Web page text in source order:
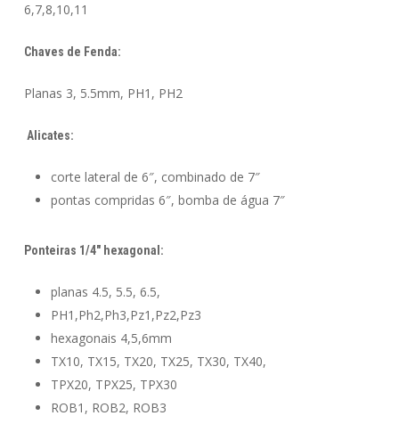
6,7,8,10,11
Chaves de Fenda:
Planas 3, 5.5mm, PH1, PH2
Alicates:
corte lateral de 6″, combinado de 7″
pontas compridas 6″, bomba de água 7″
Ponteiras 1/4″ hexagonal:
planas 4.5, 5.5, 6.5,
PH1,Ph2,Ph3,Pz1,Pz2,Pz3
hexagonais 4,5,6mm
TX10, TX15, TX20, TX25, TX30, TX40,
TPX20, TPX25, TPX30
ROB1, ROB2, ROB3